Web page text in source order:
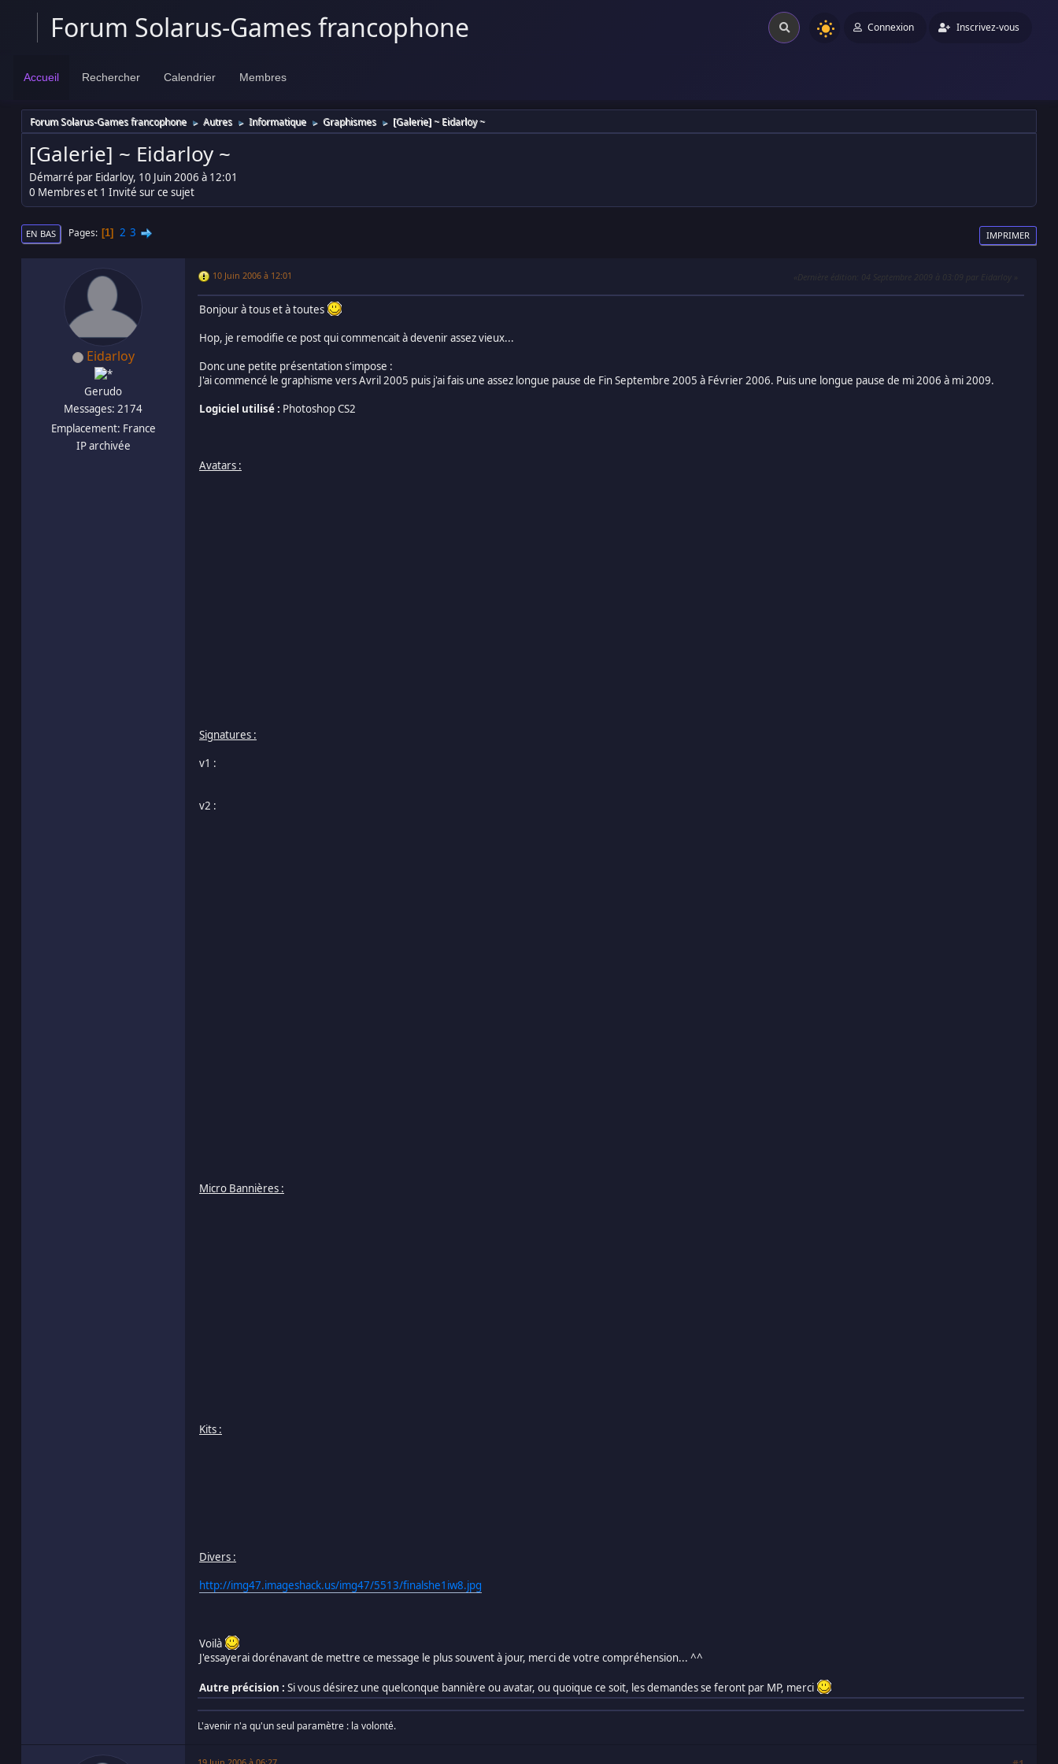
Forum Solarus-Games francophone Connexion Inscrivez-vous
Accueil Rechercher Calendrier Membres
Forum Solarus-Games francophone ► Autres ► Informatique ► Graphismes ► [Galerie] ~ Eidarloy ~
[Galerie] ~ Eidarloy ~
Démarré par Eidarloy, 10 Juin 2006 à 12:01
0 Membres et 1 Invité sur ce sujet
IMPRIMER
EN BAS Pages 1 2 3
Eidarloy
Gerudo
Messages: 2174
Emplacement: France
IP archivée
10 Juin 2006 à 12:01 Dernière édition : 04 Septembre 2009 à 03:09 par Eidarloy
Bonjour à tous et à toutes
Hop, je remodifie ce post qui commencait à devenir assez vieux...
Donc une petite présentation s'impose :
J'ai commencé le graphisme vers Avril 2005 puis j'ai fais une assez longue pause de Fin Septembre 2005 à Février 2006. Puis une longue pause de mi 2006 à mi 2009.
Logiciel utilisé : Photoshop CS2
Avatars :
Signatures :
v1 :
v2 :
Micro Bannières :
Kits :
Divers :
http://img47.imageshack.us/img47/5513/finalshe1iw8.jpg
Voilà
J'essayerai dorénavant de mettre ce message le plus souvent à jour, merci de votre compréhension... ^^
Autre précision : Si vous désirez une quelconque bannière ou avatar, ou quoique ce soit, les demandes se feront par MP, merci
L'avenir n'a qu'un seul paramètre : la volonté.